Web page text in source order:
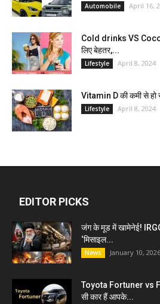
Automobile April 16,
Cold drinks VS
लिए बेहतर,...
Lifestyle April 8, 2024
Vitamin D की कमी से हो
Lifestyle April 8, 2024
EDITOR PICKS
जंग के मूड में खामेनेई!
‘मिसाइल...
News January 10, 2026
Toyota Fortuner vs
सी कार हैं आपके...